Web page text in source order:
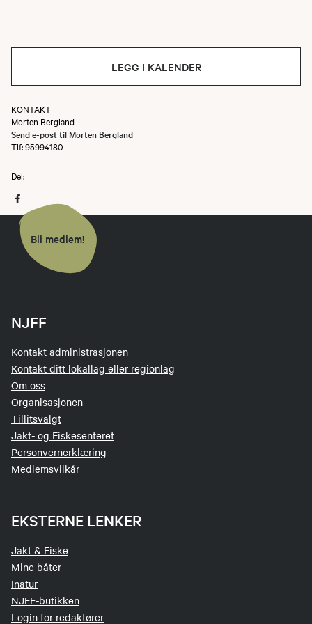
LEGG I KALENDER
KONTAKT
Morten Bergland
Send e-post til Morten Bergland
Tlf: 95994180
Del:
Bli medlem!
NJFF
Kontakt administrasjonen
Kontakt ditt lokallag eller regionlag
Om oss
Organisasjonen
Tillitsvalgt
Jakt- og Fiskesenteret
Personvernerklæring
Medlemsvilkår
EKSTERNE LENKER
Jakt & Fiske
Mine båter
Inatur
NJFF-butikken
Login for redaktører